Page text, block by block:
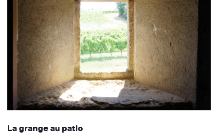
La grange au patio